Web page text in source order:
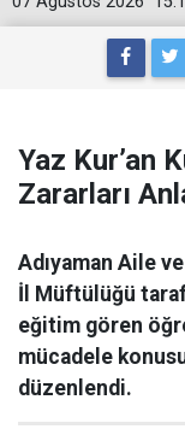
Yaz Kur’an
Zararları
Adıyaman Aile
İl Müftülüğü
eğitim gören
mücadele
düzenlendi.